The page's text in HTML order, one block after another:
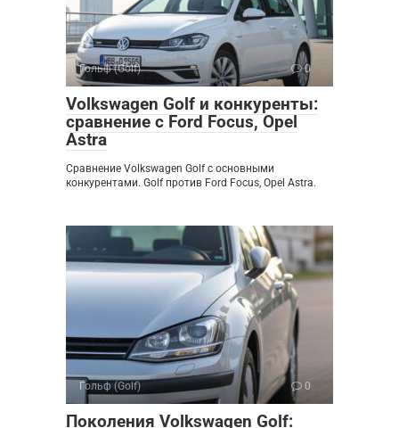
Гольф (Golf) 0
Volkswagen Golf и конкуренты:
сравнение с Ford Focus, Opel
Astra
Сравнение Volkswagen Golf с основными
конкурентами. Golf против Ford Focus, Opel Astra.
Гольф (Golf) 0
Поколения Volkswagen Golf: